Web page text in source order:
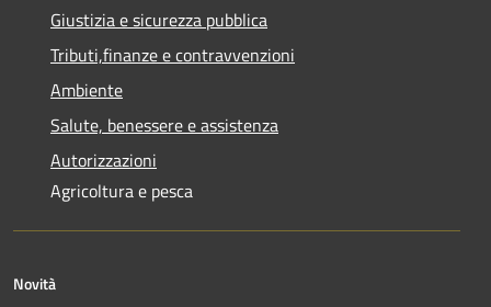
Giustizia e sicurezza pubblica
Tributi,finanze e contravvenzioni
Ambiente
Salute, benessere e assistenza
Autorizzazioni
Agricoltura e pesca
Novità